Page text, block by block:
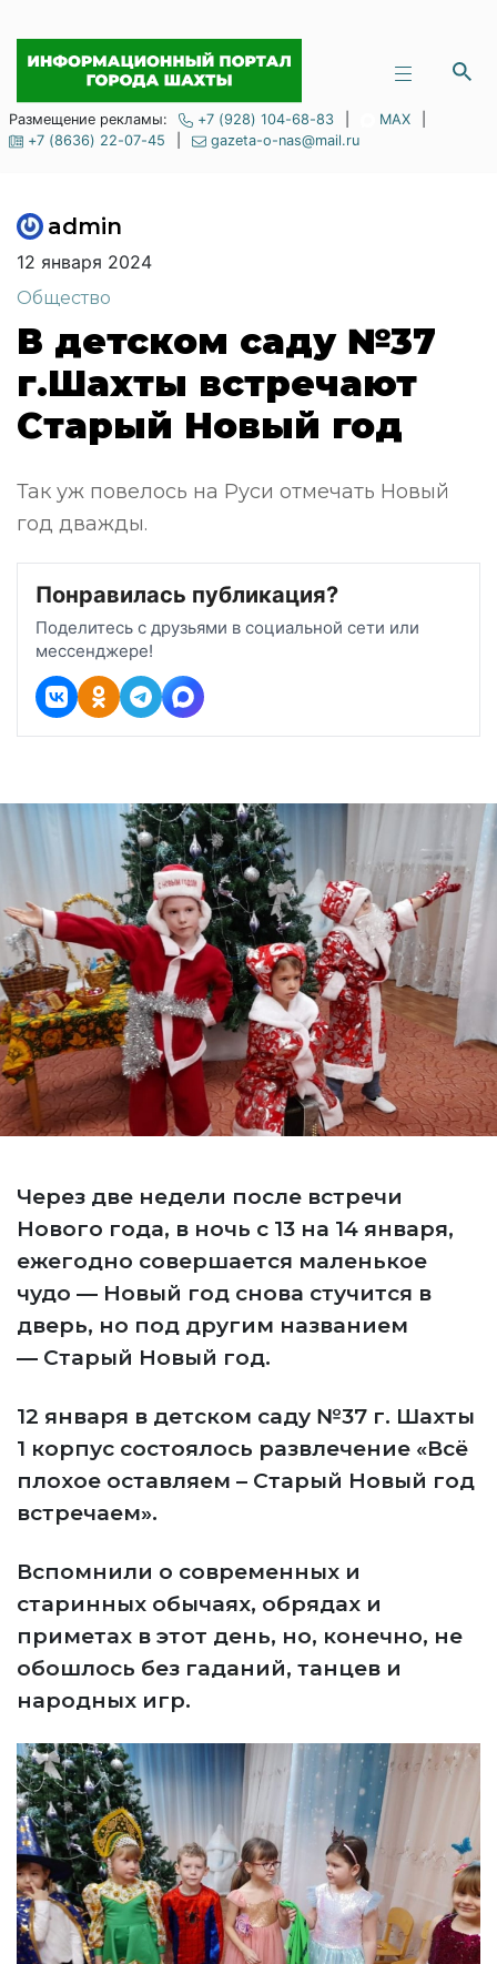
Размещение рекламы: +7 (928) 104-68-83 MAX
+7 (8636) 22-07-45
gazeta-o-nas@mail.ru
admin
12 января 2024
Общество
В детском саду №37
г.Шахты встречают
Старый Новый год
Так уж повелось на Руси отмечать Новый
год дважды.
Понравилась публикация?
Поделитесь с друзьями в социальной сети или
мессенджере!
Через две недели после встречи
Нового года, в ночь с 13 на 14 января,
ежегодно совершается маленькое
чудо — Новый год снова стучится в
дверь, но под другим названием
— Старый Новый год.
12 января в детском саду №37 г. Шахты
1 корпус состоялось развлечение «Всё
плохое оставляем – Старый Новый год
встречаем».
Вспомнили о современных и
старинных обычаях, обрядах и
приметах в этот день, но, конечно, не
обошлось без гаданий, танцев и
народных игр.